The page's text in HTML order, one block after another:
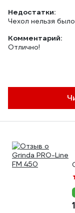
Недостатки:
Чехол нельзя
Комментарий:
Отлично!